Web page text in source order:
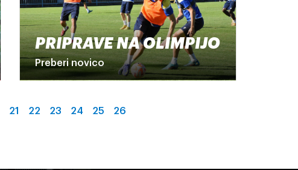
PRIPRAVE NA OLIMPIJO
Preberi novico
21 22 23 24 25 26